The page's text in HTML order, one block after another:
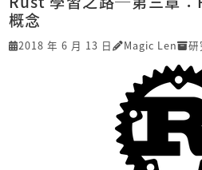
概念
2018 年 6 月 13 日 Magic Len 研